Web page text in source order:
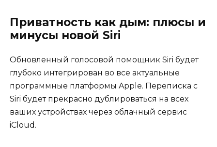
Приватность как дым: плюсы и
минусы новой Siri
Обновленный голосовой помощник Siri будет
глубоко интегрирован во все актуальные
программные платформы Apple. Переписка с
Siri будет прекрасно дублироваться на всех
ваших устройствах через облачный сервис
iCloud.